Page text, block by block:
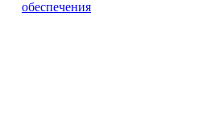
обеспечения